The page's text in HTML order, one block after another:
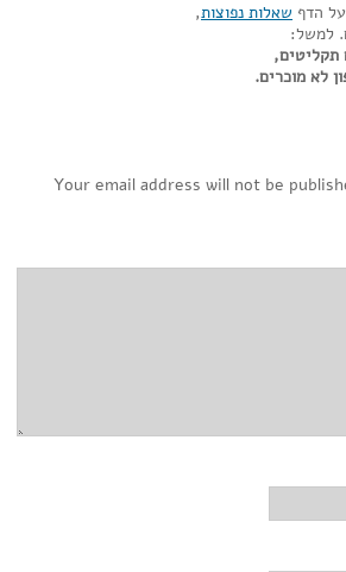
הדף שאלות נפוצות,
למשל:
תקליטים,
לא מוכרים.
Your email address will not be